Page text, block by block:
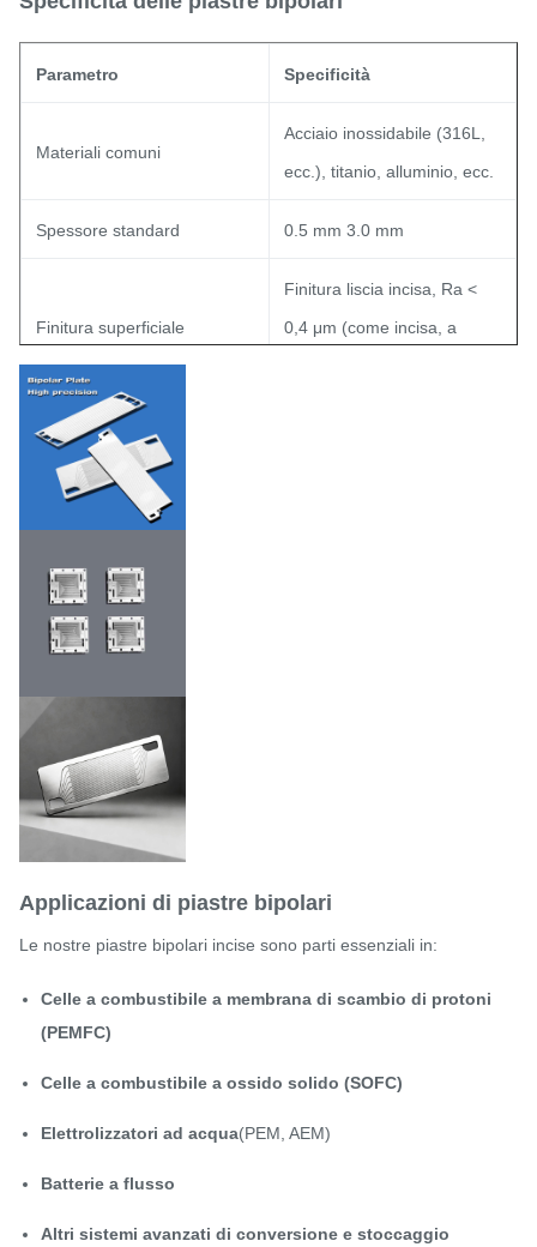
Parametro Specificità
Materiali comuni
Acciaio inossidabile (316L,
ecc.), titanio, alluminio, ecc.
Spessore standard 0.5 mm 3.0 mm
Finitura superficiale
Finitura liscia incisa, Ra <
0,4 μm (come incisa, a
Tolleranza
Tempo di consegna
Applicazioni di piastre bipolari
Le nostre piastre bipolari incise sono parti essenziali in:
Celle a combustibile a membrana di scambio di protoni
(PEMFC)
Celle a combustibile a ossido solido (SOFC)
Elettrolizzatori ad acqua(PEM, AEM)
Batterie a flusso
Altri sistemi avanzati di conversione e stoccaggio